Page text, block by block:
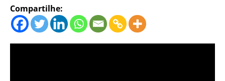
Compartilhe: